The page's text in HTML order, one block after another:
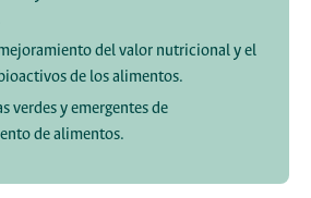
del valor nutricional y el
de los alimentos.
verdes y emergentes de
de alimentos.